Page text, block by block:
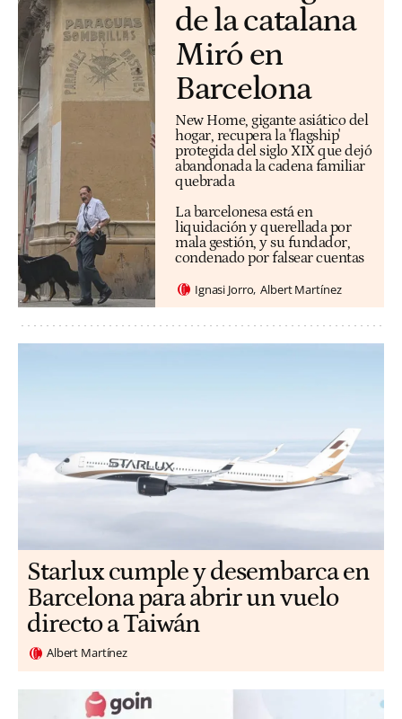
de la catalana
Miró en
Barcelona
New Home, gigante asiático del
hogar, recupera la 'flagship'
protegida del siglo XIX que dejó
abandonada la cadena familiar
quebrada
La barcelonesa está en
liquidación y querellada por
mala gestión, y su fundador,
condenado por falsear cuentas
Ignasi Jorro Albert Martínez
Starlux cumple y desembarca en
Barcelona para abrir un vuelo
directo a Taiwán
Albert Martínez